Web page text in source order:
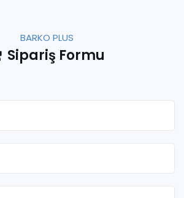
BARKO PLUS
Sipariş Formu